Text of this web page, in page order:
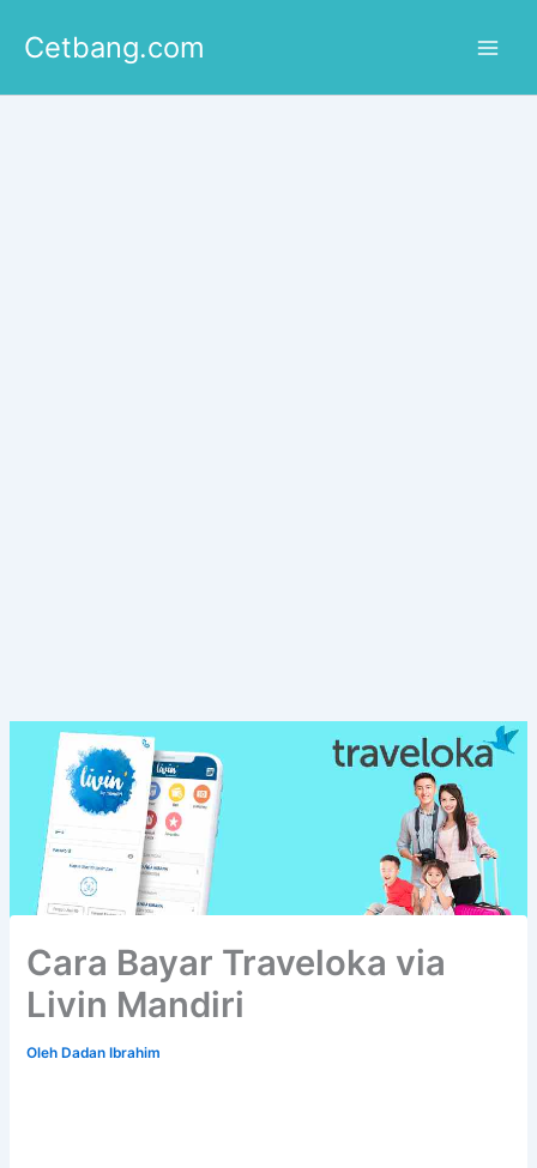
Cetbang.com
Cara Bayar Traveloka via
Livin Mandiri
OlehDadan Ibrahim